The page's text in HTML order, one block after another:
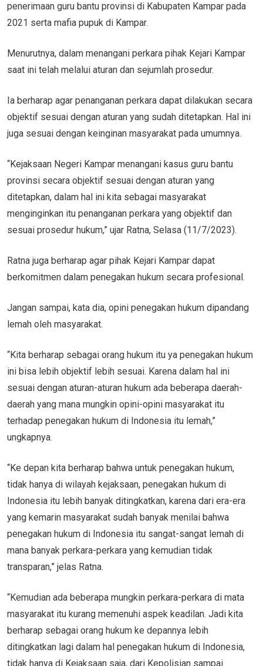
penerimaan guru bantu provinsi di Kabupaten Kampar pada
2021 serta mafia pupuk di Kampar.
Menurutnya, dalam menangani perkara pihak Kejari Kampar
saat ini telah melalui aturan dan sejumlah prosedur.
Ia berharap agar penanganan perkara dapat dilakukan secara
objektif sesuai dengan aturan yang sudah ditetapkan. Hal ini
juga sesuai dengan keinginan masyarakat pada umumnya.
“Kejaksaan Negeri Kampar menangani kasus guru bantu
provinsi secara objektif sesuai dengan aturan yang
ditetapkan, dalam hal ini kita sebagai masyarakat
menginginkan itu penanganan perkara yang objektif dan
sesuai prosedur hukum,” ujar Ratna, Selasa (11/7/2023).
Ratna juga berharap agar pihak Kejari Kampar dapat
berkomitmen dalam penegakan hukum secara profesional.
Jangan sampai, kata dia, opini penegakan hukum dipandang
lemah oleh masyarakat.
“Kita berharap sebagai orang hukum itu ya penegakan hukum
ini bisa lebih objektif lebih sesuai. Karena dalam hal ini
sesuai dengan aturan-aturan hukum ada beberapa daerah-
daerah yang mana mungkin opini-opini masyarakat itu
terhadap penegakan hukum di Indonesia itu lemah,”
ungkapnya.
“Ke depan kita berharap bahwa untuk penegakan hukum,
tidak hanya di wilayah kejaksaan, penegakan hukum di
Indonesia itu lebih banyak ditingkatkan, karena dari era-era
yang kemarin masyarakat sudah banyak menilai bahwa
penegakan hukum di Indonesia itu sangat-sangat lemah di
mana banyak perkara-perkara yang kemudian tidak
transparan,” jelas Ratna.
“Kemudian ada beberapa mungkin perkara-perkara di mata
masyarakat itu kurang memenuhi aspek keadilan. Jadi kita
berharap sebagai orang hukum ke depannya lebih
ditingkatkan lagi dalam hal penegakan hukum di Indonesia,
tidak hanya di Kejaksaan saja, dari Kepolisian sampai